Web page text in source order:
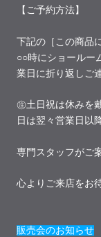
【ご予約方法】
下記の［この商品
○○時にショールー
業日に折り返しご
㊟土日祝は休みを
日は翌々営業日以
専門スタッフがご
心よりご来店をお
販売会のお知らせ